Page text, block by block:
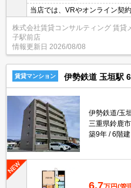
当店では、VRやオンライン契
りWEBのみでの契約も可能で
株式会社賃貸コンサルティング 賃貸
子駅前店
情報更新日 2026/08/08
賃貸マンション 伊勢鉄道 玉垣駅
伊勢鉄道/玉
三重県鈴鹿
築9年
6階建
6.7万円(管